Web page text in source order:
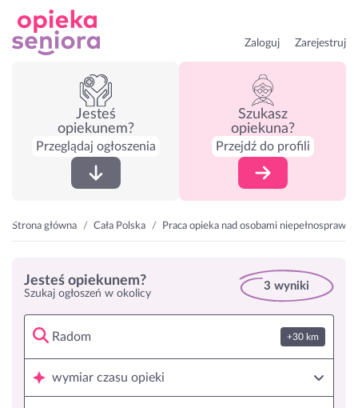
Zaloguj Zarejestruj
Jesteś
opiekunem?
Przeglądaj ogłoszenia
Szukasz
opiekuna?
Przejdź do profili
Strona główna Cała Polska Praca opieka nad osobami
Jesteś opiekunem?
Szukaj ogłoszeń w okolicy
3 wyniki
+30 km
wymiar czasu opieki